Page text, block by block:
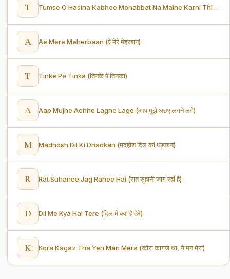
T Tumse O Hasina Kabhee Mohabbat Na Maine Karni Thi (तुमसे ओ हसीना कभी मोहब्बत ना मैने करनी थी)
A Ae Mere Meherbaan (ऐ मेरे मेहरबान)
T Tinke Pe Tinka (तिनके पे तिनका)
A Aap Mujhe Achhe Lagne Lage (आप मुझे अछए लगने लगे)
M Madhosh Dil Ki Dhadkan (मदहोश दिल की धड़कन)
R Rat Suhanee Jag Rahee Hai (रात सुहानी जाग रही है)
D Dil Me Kya Hai Tere (दिल में क्या है तेरे)
K Kora Kagaz Tha Yeh Man Mera (कोरा कागज था, ये मन मेरा)